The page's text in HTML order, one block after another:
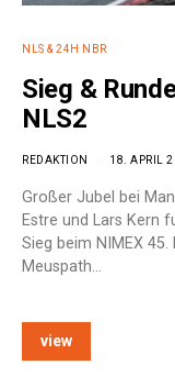
NLS & 24H NBR
Sieg &
NLS2
REDAKTION 18. APRIL
Großer Jubel bei
Estre und Lars Kern
Sieg beim NIMEX 45.
Meuspath…
view